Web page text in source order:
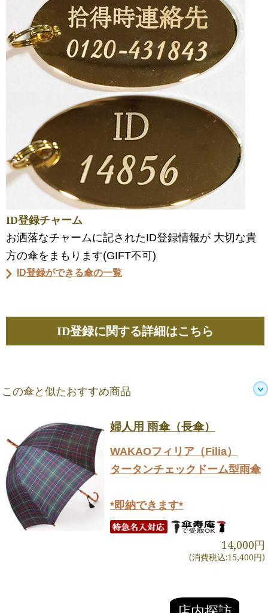
ID登録チャーム
お洒落なチャームに記されたID登録情報が 大切な貴
方の傘をまもります(GIFT不可)
ID登録ができる傘の一覧
ID登録に関する詳細はこちら
この傘と似たおすすめ商品
婦人用 雨傘（長傘）
WAKAOフィリア（Filia）
タータンチェックドーム型雨傘
*即納できます*
14,000円
(消費税込:15,400円)